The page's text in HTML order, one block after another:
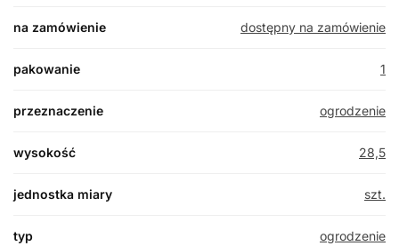
na zamówienie dostępny na zamówienie
pakowanie 1
przeznaczenie ogrodzenie
wysokość 28,5
jednostka miary szt.
typ ogrodzenie